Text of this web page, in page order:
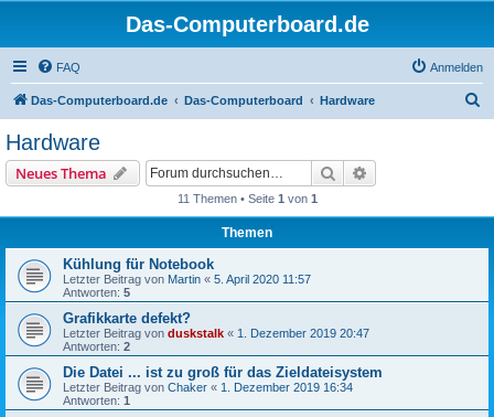
Das-Computerboard.de
FAQ Anmelden
Das-Computerboard.de Das-Computerboard Hardware
Hardware
Neues Thema Suche
11 Themen • Seite 1 von 1
Themen
Kühlung für Notebook
Letzter Beitrag von Martin « 5. April 2020 11:57
Antworten: 5
Grafikkarte defekt?
Letzter Beitrag von duskstalk « 1. Dezember 2019 20:47
Antworten: 2
Die Datei ... ist zu groß für das Zieldateisystem
Letzter Beitrag von Chaker « 1. Dezember 2019 16:34
Antworten: 1